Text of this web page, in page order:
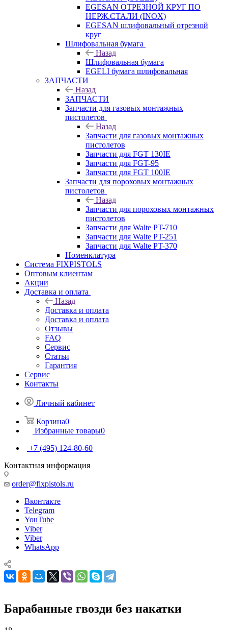
EGESAN ОТРЕЗНОЙ КРУГ ПО
НЕРЖ.СТАЛИ (INOX)
EGESAN шлифовальный отрезной
круг
Шлифовальная бумага
Назад
Шлифовальная бумага
EGELI бумага шлифовальная
ЗАПЧАСТИ
Назад
ЗАПЧАСТИ
Запчасти для газовых монтажных
пистолетов
Назад
Запчасти для газовых монтажных
пистолетов
Запчасти для FGT 130IE
Запчасти для FGT-95
Запчасти для FGT 100IE
Запчасти для пороховых монтажных
пистолетов
Назад
Запчасти для пороховых монтажных
пистолетов
Запчасти для Walte PT-710
Запчасти для Walte PT-251
Запчасти для Walte PT-370
Номенклатура
Система FIXPISTOLS
Оптовым клиентам
Акции
Доставка и оплата
Назад
Доставка и оплата
Доставка и оплата
Отзывы
FAQ
Сервис
Статьи
Гарантия
Сервис
Контакты
Личный кабинет
Корзина0
Избранные товары0
+7 (495) 124-80-60
Контактная информация
order@fixpistols.ru
Вконтакте
Telegram
YouTube
Viber
Viber
WhatsApp
Барабанные гвозди без накатки